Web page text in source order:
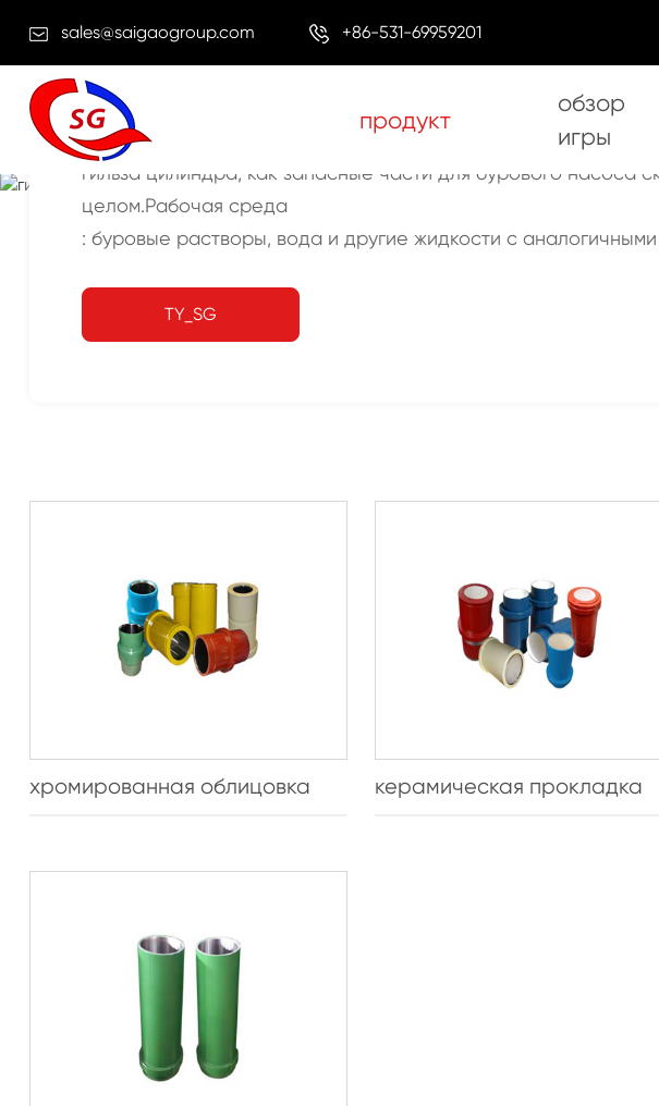
sales@saigaogroup.com +86-531-69959201
продукт
обзор
игры
жилище продукт детали насоса
гильза цилиндра, как запасные части для бурового
целом.Рабочая среда
: буровые растворы, вода и другие жидкости с
TY_SG
хромированная облицовка керамическая прокладка